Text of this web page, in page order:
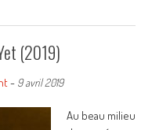
(2019)
- 9 avril 2019
Au beau milieu